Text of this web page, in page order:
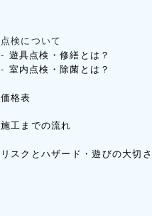
点検について
遊具点検・修繕とは？
室内点検・除菌とは？
価格表
施工までの流れ
リスクとハザード・遊びの大切さ